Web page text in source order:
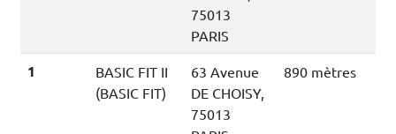
75013
PARIS
1
BASIC FIT II
(BASIC FIT)
63 Avenue
DE CHOISY,
75013
890 mètres